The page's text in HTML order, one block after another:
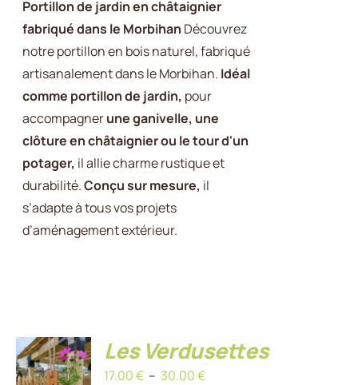
LES
OPTIONS
PEUVENT
ÊTRE
CHOISIES
SUR
LA
PAGE
DU
PRODUIT
204.00 €
à
383.00 €
Portillon de jardin en châtaignier
fabriqué dans le Morbihan Découvrez
notre portillon en bois naturel, fabriqué
artisanalement dans le Morbihan. Idéal
comme portillon de jardin, pour
accompagnerune ganivelle, une
clôture en châtaignier ou le tour d'un
potager, il allie charme rustique et
durabilité.Conçu sur mesure, il
s’adapte à tous vos projets
d’aménagement extérieur.
CHOIX
DES
Les Verdusettes
17.00€ – 30.00€Plage